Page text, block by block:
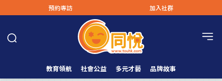
預約專訪 加入社群
教育領航 社會公益 多元才藝 品牌故事